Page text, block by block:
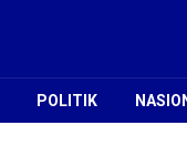
POLITIK